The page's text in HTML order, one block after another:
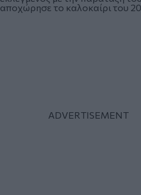
αποχώρησε το καλοκαίρι του